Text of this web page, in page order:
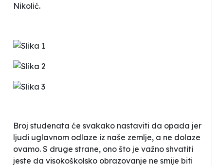
Nikolić.
Broj studenata će svakako nastaviti da opada jer
ljudi uglavnom odlaze iz naše zemlje, a ne dolaze
ovamo. S druge strane, ono što je važno shvatiti
jeste da visokoškolsko obrazovanje ne smije biti